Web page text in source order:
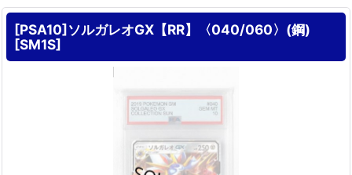
[PSA10]ソルガレオGX【RR】〈040/060〉(鋼)
[SM1S]